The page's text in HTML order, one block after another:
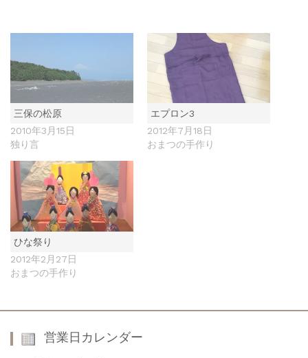
三保の松原
2010年3月15日
独り言
エプロン3
2012年7月18日
おまつの手作り
ひな祭り
2012年2月27日
おまつの手作り
営業日カレンダー